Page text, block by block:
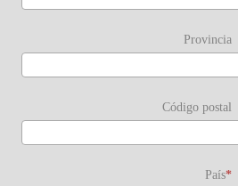
Provincia
Código postal
País